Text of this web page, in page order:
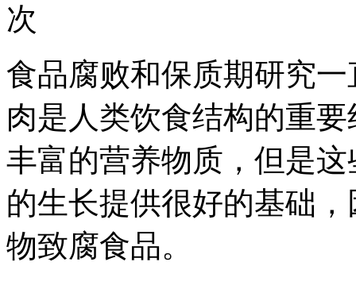
次
食品腐败和保质期研究
肉是人类饮食结构的重
丰富的营养物质，但是
的生长提供很好的基础
物致腐食品。